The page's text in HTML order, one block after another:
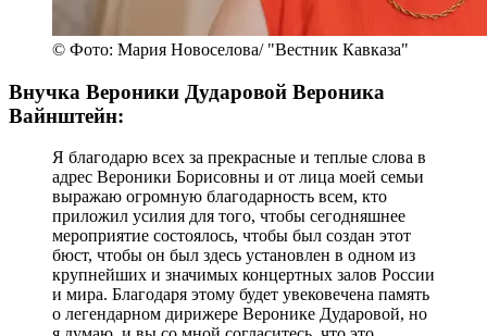
© Фото: Мария Новоселова/ "Вестник Кавказа"
Внучка Вероники Дударовой Вероника
Вайнштейн:
Я благодарю всех за прекрасные и теплые слова в
адрес Вероники Борисовны и от лица моей семьи
выражаю огромную благодарность всем, кто
приложил усилия для того, чтобы сегодняшнее
мероприятие состоялось, чтобы был создан этот
бюст, чтобы он был здесь установлен в одном из
крупнейших и значимых концертных залов России
и мира. Благодаря этому будет увековечена память
о легендарном дирижере Веронике Дударовой, но